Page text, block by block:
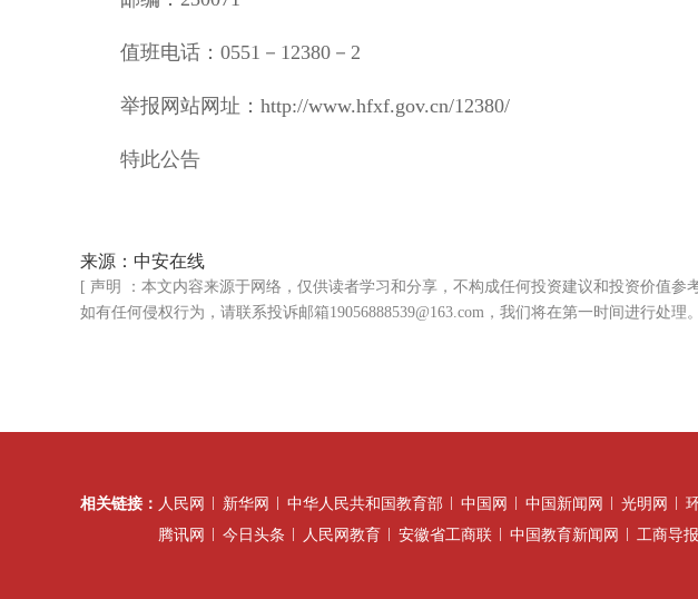
值班电话：0551－12380－2
举报网站网址：http://www.hfxf.gov.cn/12380/
特此公告
来源：中安在线
[ 声明 ：本文内容来源于网络，仅供读者学习和分享，不构成任何投资建议和投资价值
如有任何侵权行为，请联系投诉邮箱19056888539@163.com，我们将在第一时间进行处理
相关链接： 人民网 新华网 中华人民共和国教育部 中国网 中国新闻网 光明网
腾讯网
今日头条 人民网教育 安徽省工商联 中国教育新闻网 工商导报